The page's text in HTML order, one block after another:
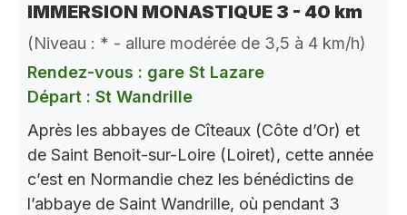
IMMERSION MONASTIQUE 3 - 40 km
(Niveau : * - allure modérée de 3,5 à 4 km/h)
Rendez-vous : gare St Lazare
Départ : St Wandrille
Après les abbayes de Cîteaux (Côte d’Or) et
de Saint Benoit-sur-Loire (Loiret), cette année
c’est en Normandie chez les bénédictins de
l’abbaye de Saint Wandrille, où pendant 3